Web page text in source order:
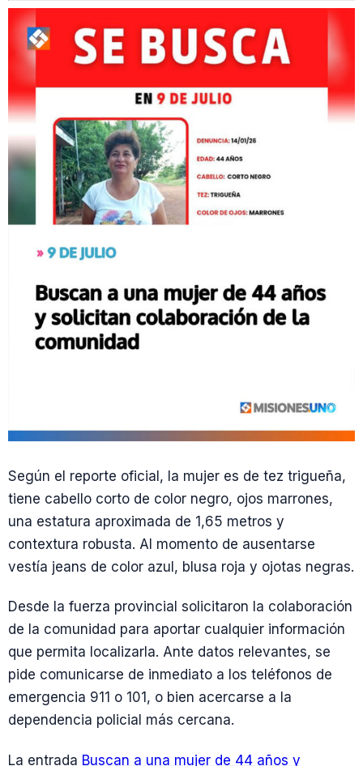
Según el reporte oficial, la mujer es de tez trigueña,
tiene cabello corto de color negro, ojos marrones,
una estatura aproximada de 1,65 metros y
contextura robusta. Al momento de ausentarse
vestía jeans de color azul, blusa roja y ojotas negras.
Desde la fuerza provincial solicitaron la colaboración
de la comunidad para aportar cualquier información
que permita localizarla. Ante datos relevantes, se
pide comunicarse de inmediato a los teléfonos de
emergencia 911 o 101, o bien acercarse a la
dependencia policial más cercana.
La entrada Buscan a una mujer de 44 años y